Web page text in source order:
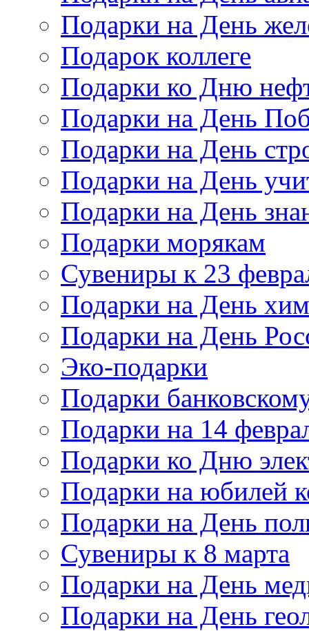
Подарки на День
Подарок коллеге
Подарки ко Дню
Подарки на День
Подарки на День
Подарки на День
Подарки на День
Подарки морякам
Сувениры к 23
Подарки на День
Подарки на День
Эко-подарки
Подарки
Подарки на 14
Подарки ко Дню
Подарки на юбилей
Подарки на День
Сувениры к 8 марта
Подарки на День
Подарки на День